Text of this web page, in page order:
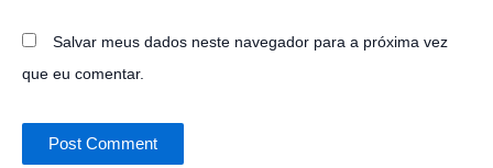
Salvar meus dados neste navegador para a próxima vez
que eu comentar.